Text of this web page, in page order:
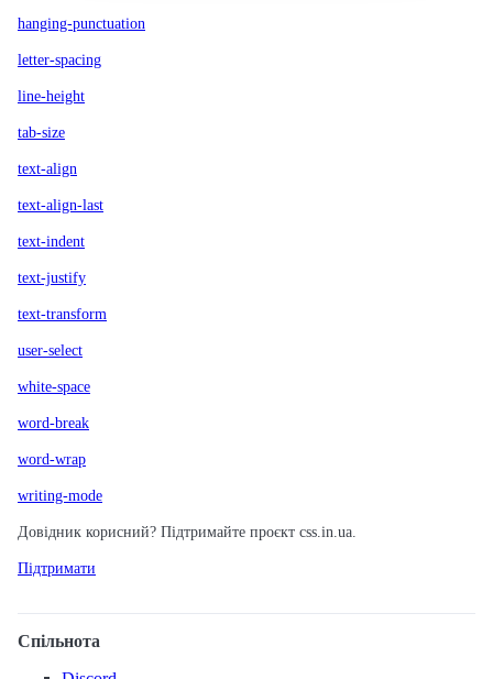
hanging-punctuation
letter-spacing
line-height
tab-size
text-align
text-align-last
text-indent
text-justify
text-transform
user-select
white-space
word-break
word-wrap
writing-mode
Довідник корисний? Підтримайте проєкт css.in.ua.
Підтримати
Спільнота